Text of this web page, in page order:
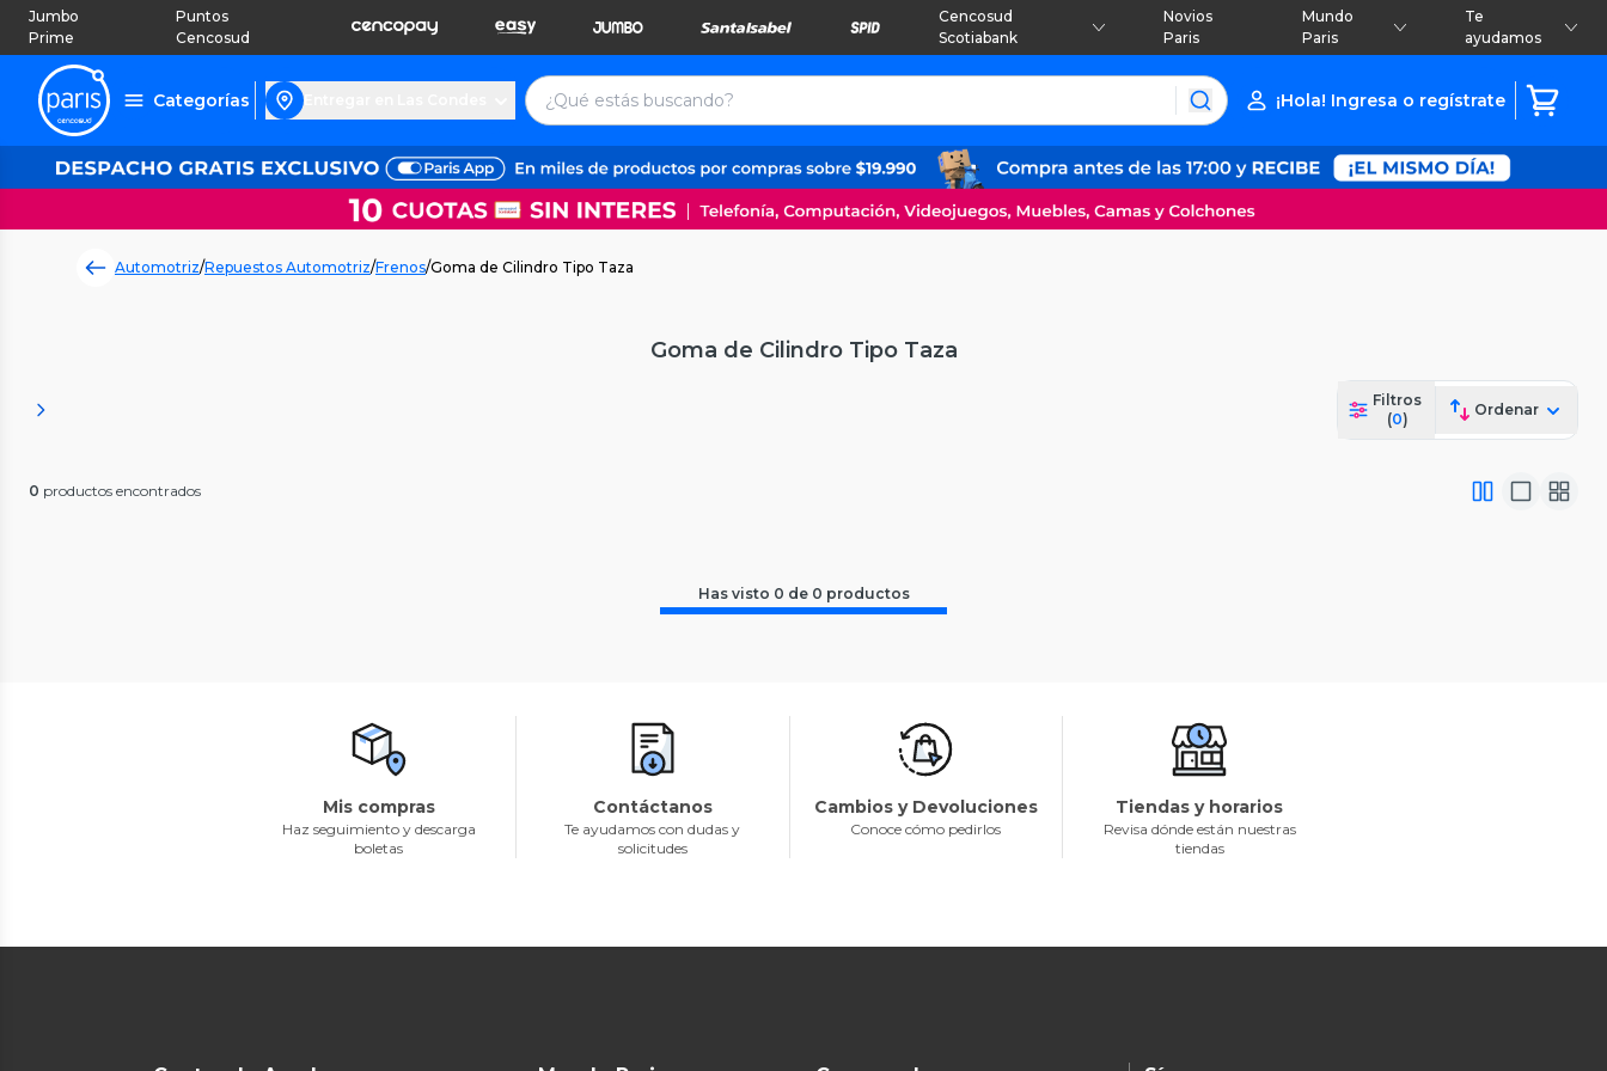
Jumbo
Prime
Puntos
Cencosud
Cencosud
Scotiabank
Novios
Paris
Mundo
Paris
Te
ayudamos
Categorías ¡Hola! Ingresa o regístrate
Automotriz/Repuestos Automotriz/Frenos/Goma de Cilindro Tipo Taza
Goma de Cilindro Tipo Taza
Filtros
(0)
Ordenar
0 productos encontrados
Has visto 0 de 0 productos
Mis compras
Haz seguimiento y descarga
boletas
Contáctanos
Te ayudamos con dudas y
solicitudes
Cambios y Devoluciones
Conoce cómo pedirlos
Tiendas y horarios
Revisa dónde están nuestras
tiendas